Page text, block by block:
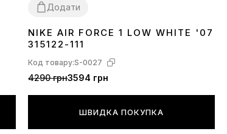
Додати
3637 38 39 40414243 444546
NIKE AIR FORCE 1 LOW WHITE '07
315122-111
Код товару:S-0027
4290 грн3594 грн
ШВИДКА ПОКУПКА